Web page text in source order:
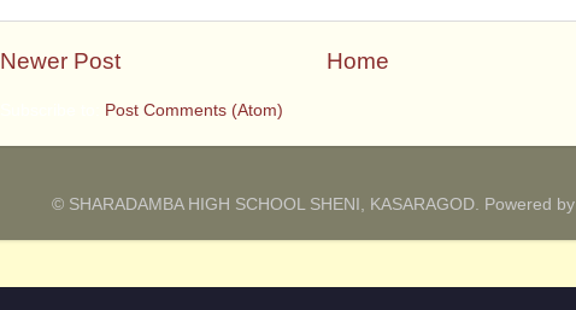
Newer Post Home
Post Comments (Atom)
© SHARADAMBA HIGH SCHOOL SHENI, KASARAGOD. Powered by